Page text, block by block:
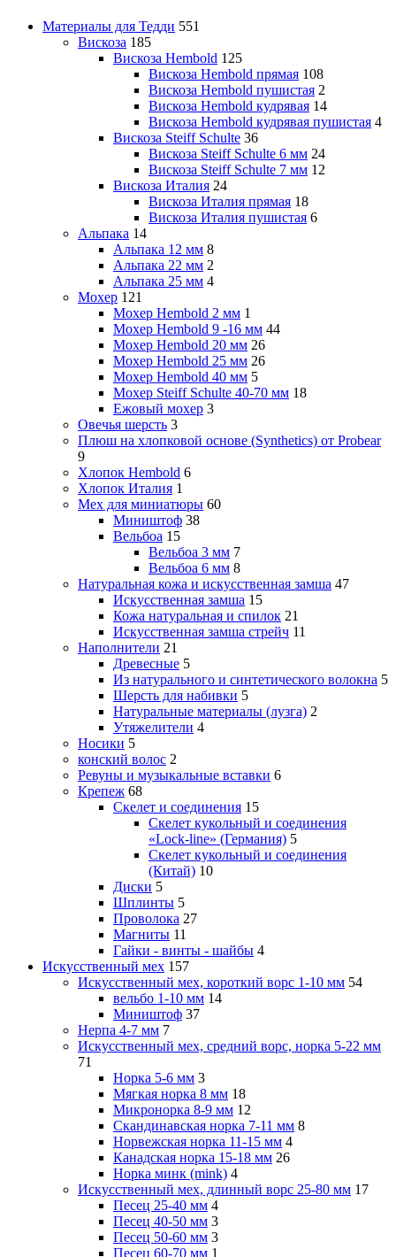
Материалы для Тедди 551
Вискоза 185
Вискоза Hembold 125
Вискоза Hembold прямая 108
Вискоза Hembold пушистая 2
Вискоза Hembold кудрявая 14
Вискоза Hembold кудрявая пушистая 4
Вискоза Steiff Schulte 36
Вискоза Steiff Schulte 6 мм 24
Вискоза Steiff Schulte 7 мм 12
Вискоза Италия 24
Вискоза Италия прямая 18
Вискоза Италия пушистая 6
Альпака 14
Альпака 12 мм 8
Альпака 22 мм 2
Альпака 25 мм 4
Мохер 121
Мохер Hembold 2 мм 1
Мохер Hembold 9 -16 мм 44
Мохер Hembold 20 мм 26
Мохер Hembold 25 мм 26
Мохер Hembold 40 мм 5
Мохер Steiff Schulte 40-70 мм 18
Ежовый мохер 3
Овечья шерсть 3
Плюш на хлопковой основе (Synthetics) от Probear
9
Хлопок Hembold 6
Хлопок Италия 1
Мех для миниатюры 60
Миништоф 38
Вельбоа 15
Вельбоа 3 мм 7
Вельбоа 6 мм 8
Натуральная кожа и искусственная замша 47
Искусственная замша 15
Кожа натуральная и спилок 21
Искусственная замша стрейч 11
Наполнители 21
Древесные 5
Из натурального и синтетического волокна 5
Шерсть для набивки 5
Натуральные материалы (лузга) 2
Утяжелители 4
Носики 5
конский волос 2
Ревуны и музыкальные вставки 6
Крепеж 68
Скелет и соединения 15
Скелет кукольный и соединения
«Lock-line» (Германия) 5
Скелет кукольный и соединения
(Китай) 10
Диски 5
Шплинты 5
Проволока 27
Магниты 11
Гайки - винты - шайбы 4
Искусственный мех 157
Искусственный мех, короткий ворс 1-10 мм 54
вельбо 1-10 мм 14
Миништоф 37
Нерпа 4-7 мм 7
Искусственный мех, средний ворс, норка 5-22 мм
71
Норка 5-6 мм 3
Мягкая норка 8 мм 18
Микронорка 8-9 мм 12
Скандинавская норка 7-11 мм 8
Норвежская норка 11-15 мм 4
Канадская норка 15-18 мм 26
Норка минк (mink) 4
Искусственный мех, длинный ворс 25-80 мм 17
Песец 25-40 мм 4
Песец 40-50 мм 3
Песец 50-60 мм 3
Песец 60-70 мм 1